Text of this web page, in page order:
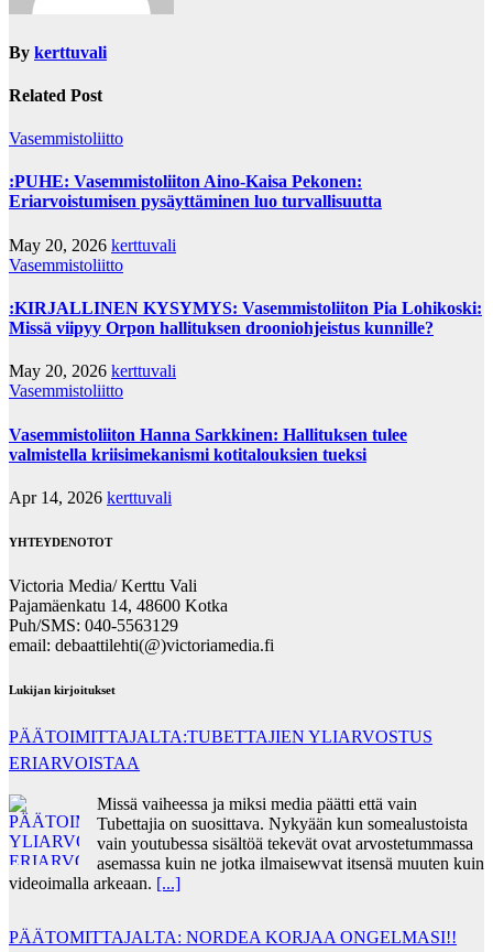
By kerttuvali
Related Post
Vasemmistoliitto
:PUHE: Vasemmistoliiton Aino-Kaisa Pekonen:
Eriarvoistumisen pysäyttäminen luo turvallisuutta
May 20, 2026 kerttuvali
Vasemmistoliitto
:KIRJALLINEN KYSYMYS: Vasemmistoliiton Pia Lohikoski:
Missä viipyy Orpon hallituksen drooniohjeistus kunnille?
May 20, 2026 kerttuvali
Vasemmistoliitto
Vasemmistoliiton Hanna Sarkkinen: Hallituksen tulee
valmistella kriisimekanismi kotitalouksien tueksi
Apr 14, 2026 kerttuvali
YHTEYDENOTOT
Victoria Media/ Kerttu Vali
Pajamäenkatu 14, 48600 Kotka
Puh/SMS: 040-5563129
email: debaattilehti(@)victoriamedia.fi
Lukijan kirjoitukset
PÄÄTOIMITTAJALTA:TUBETTAJIEN YLIARVOSTUS
ERIARVOISTAA
Missä vaiheessa ja miksi media päätti että vain
Tubettajia on suosittava. Nykyään kun somealustoista
vain youtubessa sisältöä tekevät ovat arvostetummassa
asemassa kuin ne jotka ilmaisewvat itsensä muuten kuin
videoimalla arkeaan. [...]
PÄÄTOMITTAJALTA: NORDEA KORJAA ONGELMASI!!